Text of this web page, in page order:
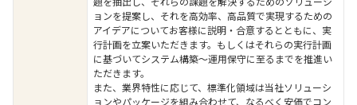
ョンを提案し、それを高効率、高品質で実現するための
アイデアについてお客様に説明・合意するとともに、実
行計画を立案いただきます。もしくはそれらの実行計画
に基づいてシステム構築～運用保守に至るまでを推進い
ただきます。
また、業界特性に応じて、標準化領域は当社ソリューシ
ョンやパッケージを組み合わせて、なるべく安価でコン